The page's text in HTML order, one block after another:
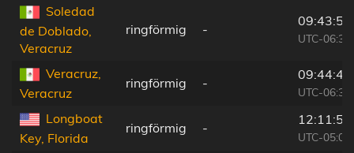
Soledad
de Doblado,
Veracruz
ringförmig -
09:43:51
UTC-06:36
Veracruz,
Veracruz
ringförmig -
09:44:45
UTC-06:36
Longboat
Key, Florida
ringförmig -
12:11:50
UTC-05:00